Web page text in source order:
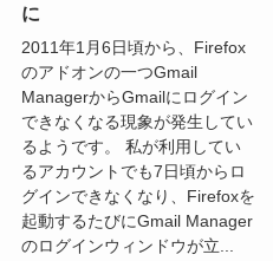
に
2011年1月6日頃から、Firefox
のアドオンの一つGmail
ManagerからGmailにログイン
できなくなる現象が発生してい
るようです。 私が利用してい
るアカウントでも7日頃からロ
グインできなくなり、Firefoxを
起動するたびにGmail Manager
のログインウィンドウが立...